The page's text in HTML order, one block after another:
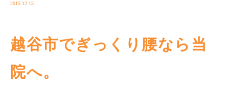
2015.12.15
越谷市でぎっくり腰なら当
院へ。